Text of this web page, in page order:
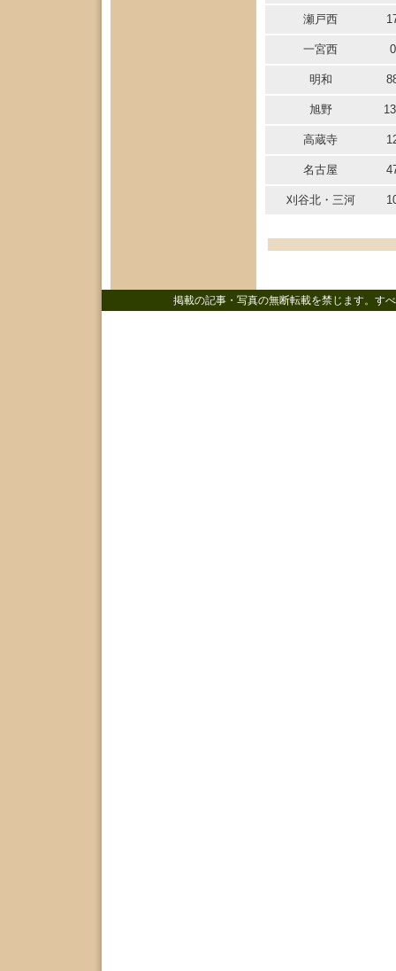
瀬戸西
一宮西 0
明和
旭野
高蔵寺
名古屋
刈谷北・三河
掲載の記事・写真の無断転載を禁じます。す